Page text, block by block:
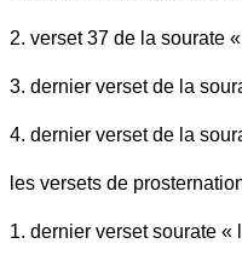
2. verset 37 de la sourate
3. dernier verset de la
4. dernier verset de la
les versets de
1. dernier verset sourate «